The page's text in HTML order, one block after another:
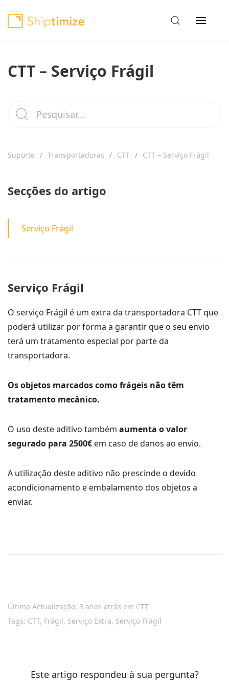
CTT – Serviço Frágil
Suporte Transportadoras CTT CTT – Serviço Frágil
Secções do artigo
Serviço Frágil
Serviço Frágil
O serviço Frágil é um extra da transportadora CTT que
poderá utilizar por forma a garantir que o seu envio
terá um tratamento especial por parte da
transportadora.
Os objetos marcados como frágeis não têm
tratamento mecânico.
O uso deste aditivo também aumenta o valor
segurado para 2500€ em caso de danos ao envio.
A utilização deste aditivo não prescinde o devido
acondicionamento e embalamento dos objetos a
enviar.
Última Actualização: 3 anos atrás em CTT
Tags: CTT, Frágil, Serviço Extra, Serviço Frágil
Este artigo respondeu à sua pergunta?